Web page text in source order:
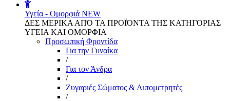
Υγεία - Ομορφιά NEW
ΔΕΣ ΜΕΡΙΚΑ ΑΠΌ ΤΑ ΠΡΟΪΌΝΤΑ ΤΗΣ ΚΑΤΗΓΟΡΙΑΣ
ΥΓΕΙΑ ΚΑΙ ΟΜΟΡΦΙΑ
Προσωπική Φροντίδα
Για την Γυναίκα
/
Για τον Άνδρα
/
Ζυγαριές Σώματος & Λιπομετρητές
/